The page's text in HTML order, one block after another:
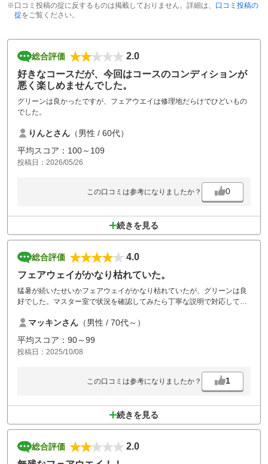
※口コミ投稿の掟に反するものは掲載しておりません。詳細は、 口コミ投稿の
掟をご覧ください。
総合評価
2.0
好きなコースだが、今回はコースのコンディションが
悪く楽しめませんでした。
グリーンは良かったですが、フェアウエイは修理地だらけでひどいもの
でした。
りんとさん （男性 / 60代）
平均スコア：100～109
投稿日：2026/05/26
この口コミは参考になりましたか？ 0
続きを見る
総合評価
4.0
フェアウェイがかなり枯れていた。
猛暑が続いたせいかフェアウェイがかなり枯れていたが、グリーンは良
好でした。マスター室で状況を確認してみたら丁寧な説明で対応してく
マッキンさん （男性 / 70代～）
平均スコア：90～99
投稿日：2025/10/08
この口コミは参考になりましたか？ 1
続きを見る
総合評価
2.0